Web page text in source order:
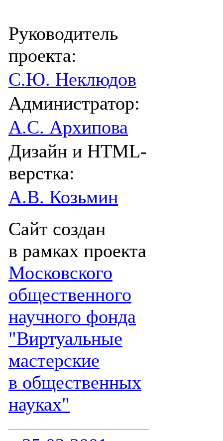
Руководитель
проекта:
С.Ю. Неклюдов
Администратор:
А.С. Архипова
Дизайн и HTML-
верстка:
А.В. Козьмин
Сайт создан
в рамках проекта
Московского
общественного
научного фонда
"Виртуальные
мастерские
в общественных
науках"